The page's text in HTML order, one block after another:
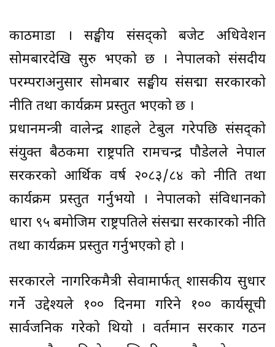
काठमाडौँ । सङ्घीय संसद्को बजेट अधिवेशन
सोमबारदेखि सुरु भएको छ । नेपालको संसदीय
परम्पराअनुसार सोमबार सङ्घीय संसद्मा सरकारको
नीति तथा कार्यक्रम प्रस्तुत भएको छ ।
प्रधानमन्त्री वालेन्द्र शाहले टेबुल गरेपछि संसद्को
संयुक्त बैठकमा राष्ट्रपति रामचन्द्र पौडेलले नेपाल
सरकरको आर्थिक वर्ष २०८३/८४ को नीति तथा
कार्यक्रम प्रस्तुत गर्नुभयो । नेपालको संविधानको
धारा ९५ बमोजिम राष्ट्रपतिले संसद्मा सरकारको नीति
तथा कार्यक्रम प्रस्तुत गर्नुभएको हो ।
सरकारले नागरिकमैत्री सेवामार्फत् शासकीय सुधार
गर्ने उद्देश्यले १०० दिनमा गरिने १०० कार्यसूची
सार्वजनिक गरेको थियो । वर्तमान सरकार गठन